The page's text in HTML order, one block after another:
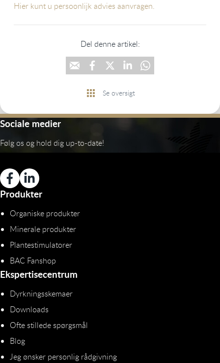
Hier kunt u persoonlijk advies aanvragen.
Del denne artikel:
Se oversigt
Sociale medier
Følg os og hold dig up-to-date!
Produkter
Organiske produkter
Minerale produkter
Plantestimulatorer
BAC Fanshop
Ekspertisecentrum
Dyrkningsskemaer
Downloads
Ofte stillede spørgsmål
Blog
Jeg ønsker personlig rådgivning